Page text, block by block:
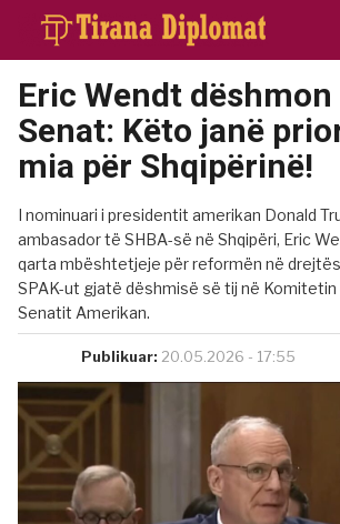
Eric Wendt dëshmon
Senat: Këto janë
mia për Shqipërinë!
I nominuari i presidentit amerikan Donald
ambasador të SHBA-së në Shqipëri, Eric
qarta mbështetjeje për reformën në
SPAK-ut gjatë dëshmisë së tij në
Senatit Amerikan.
Publikuar: 20.05.2026 - 17:55